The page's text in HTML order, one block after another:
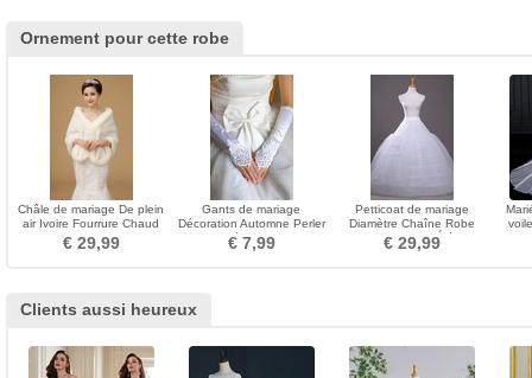
Ornement pour cette robe
Châle de mariage De plein
air Ivoire Fourrure Chaud
Laine artificielle
€ 29,99
Gants de mariage
Décoration Automne Perler
Approprié Salle Vintage
€ 7,99
Petticoat de mariage
Diamètre Chaîne Robe
pleine Ajustable Élégant
€ 29,99
Clients aussi heureux